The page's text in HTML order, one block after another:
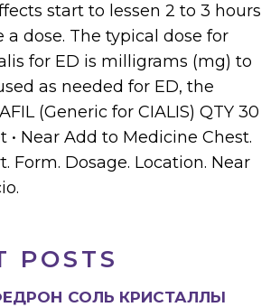
POSTS
СОЛЬ КРИСТАЛЛЫ
start to lessen 2 to 3 hours
a dose. The typical dose for
for ED is milligrams (mg) to
as needed for ED, the
(Generic for CIALIS) QTY 30
• Near Add to Medicine Chest.
Form. Dosage. Location. Near